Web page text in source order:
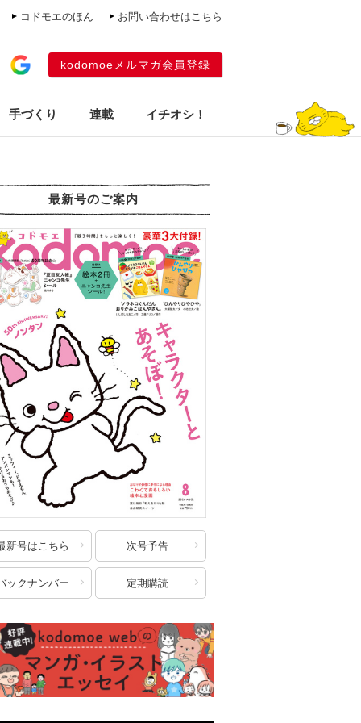
コドモエのほん お問い合わせはこちら
kodomoeメルマガ会員登録
手づくり 連載 イチオシ！
最新号のご案内
新号はこちら 次号予告
ックナンバー 定期購読